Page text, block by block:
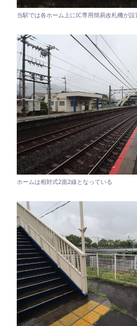
当駅では各ホーム上にIC専用簡易改札機が設
ホームは相対式2面2線となっている